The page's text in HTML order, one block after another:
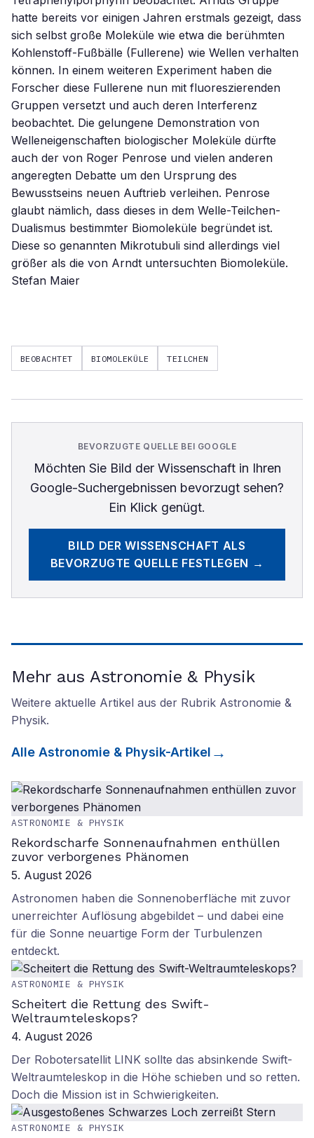
hatte bereits vor einigen Jahren erstmals gezeigt, dass
sich selbst große Moleküle wie etwa die berühmten
Kohlenstoff-Fußbälle (Fullerene) wie Wellen verhalten
können. In einem weiteren Experiment haben die
Forscher diese Fullerene nun mit fluoreszierenden
Gruppen versetzt und auch deren Interferenz
beobachtet. Die gelungene Demonstration von
Welleneigenschaften biologischer Moleküle dürfte
auch der von Roger Penrose und vielen anderen
angeregten Debatte um den Ursprung des
Bewusstseins neuen Auftrieb verleihen. Penrose
glaubt nämlich, dass dieses in dem Welle-Teilchen-
Dualismus bestimmter Biomoleküle begründet ist.
Diese so genannten Mikrotubuli sind allerdings viel
größer als die von Arndt untersuchten Biomoleküle.
Stefan Maier
BEOBACHTET BIOMOLEKÜLE TEILCHEN
BEVORZUGTE QUELLE BEI GOOGLE
Möchten Sie Bild der Wissenschaftin Ihren
Google-Suchergebnissen bevorzugt sehen?
Ein Klick genügt.
BILD DER WISSENSCHAFT ALS
BEVORZUGTE QUELLE FESTLEGEN →
Mehr aus Astronomie & Physik
Weitere aktuelle Artikel aus der Rubrik Astronomie &
Physik.
Alle Astronomie & Physik-Artikel
ASTRONOMIE & PHYSIK
Rekordscharfe Sonnenaufnahmen enthüllen
zuvor verborgenes Phänomen
5. August 2026
Astronomen haben die Sonnenoberfläche mit zuvor
unerreichter Auflösung abgebildet – und dabei eine
für die Sonne neuartige Form der Turbulenzen
entdeckt.
ASTRONOMIE & PHYSIK
Scheitert die Rettung des Swift-
Weltraumteleskops?
4. August 2026
Der Robotersatellit LINK sollte das absinkende Swift-
Weltraumteleskop in die Höhe schieben und so retten.
Doch die Mission ist in Schwierigkeiten.
ASTRONOMIE & PHYSIK